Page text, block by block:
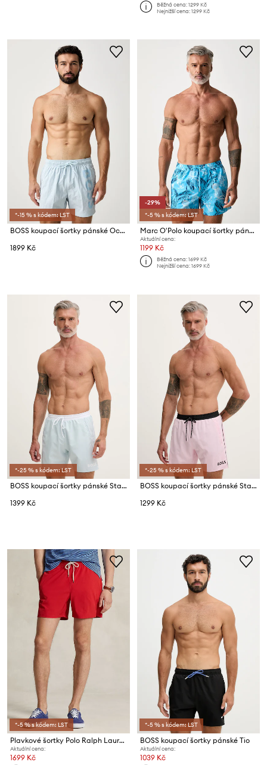
Běžná cena:1299 Kč
Nejnižší cena:1299 Kč
*-15 % s kódem: LST
BOSS koupací šortky pánské Octopus
1899 Kč
-29%
*-5 % s kódem: LST
Marc O'Polo koupací šortky pánské
Aktuální cena:
1199 Kč
Běžná cena:1699 Kč
Nejnižší cena:1699 Kč
*-25 % s kódem: LST
BOSS koupací šortky pánské Starfish
1399 Kč
*-25 % s kódem: LST
BOSS koupací šortky pánské Starfish
1299 Kč
*-5 % s kódem: LST
Plavkové šortky Polo Ralph Lauren
Aktuální cena:
1699 Kč
*-5 % s kódem: LST
BOSS koupací šortky pánské Tio
Aktuální cena:
1039 Kč